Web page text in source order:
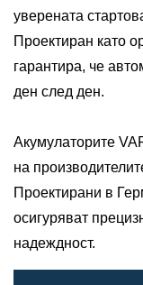
уверената
Проектиран като
гарантира, че
ден след ден.​
​Акумулаторите
на
Проектирани в
осигуряват
надеждност.